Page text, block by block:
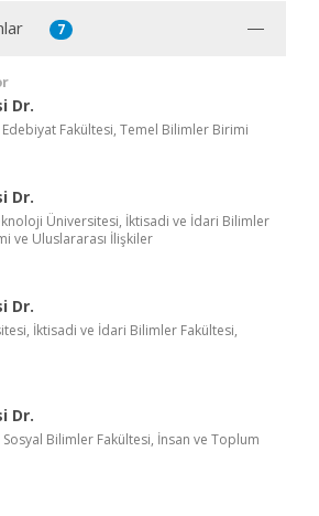
7
Dr.
Fakültesi, Temel Bilimler Birimi
Dr.
Üniversitesi, İktisadi ve İdari Bilimler
ve Uluslararası İlişkiler
Dr.
İktisadi ve İdari Bilimler Fakültesi,
Dr.
Bilimler Fakültesi, İnsan ve Toplum